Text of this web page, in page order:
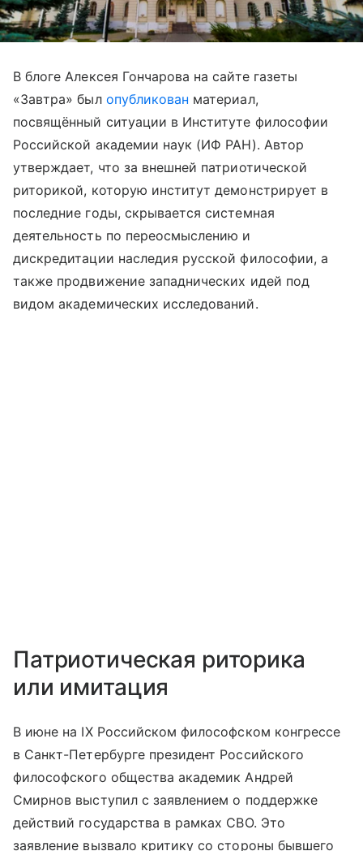
В блоге Алексея Гончарова на сайте газеты
«Завтра» был опубликован материал,
посвящённый ситуации в Институте философии
Российской академии наук (ИФ РАН). Автор
утверждает, что за внешней патриотической
риторикой, которую институт демонстрирует в
последние годы, скрывается системная
деятельность по переосмыслению и
дискредитации наследия русской философии, а
также продвижение западнических идей под
видом академических исследований.
Патриотическая риторика
или имитация
В июне на IX Российском философском конгрессе
в Санкт-Петербурге президент Российского
философского общества академик Андрей
Смирнов выступил с заявлением о поддержке
действий государства в рамках СВО. Это
заявление вызвало критику со стороны бывшего